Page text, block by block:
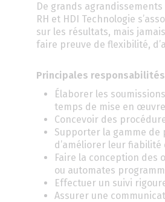
De grands
RH et HDI Technologie
sur les résultats, mais
faire preuve de flexibilité,
Principales
Élaborer les
temps de mise en
Concevoir des
Supporter la gamme
d’améliorer leur
Faire la conception des
ou automates
Effectuer un suivi
Assurer une